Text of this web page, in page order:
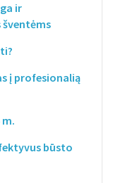
ir
į profesionalią
būsto